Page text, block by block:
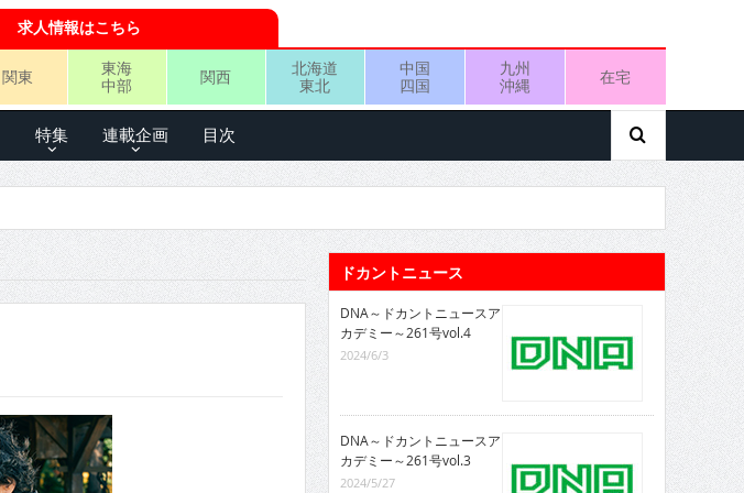
求人情報はこちら
関東
東海
中部
関西
北海道
東北
中国
四国
九州
沖縄
在宅
特集 連載企画 目次
ドカントニュース
DNA～ドカントニュースア
カデミー～261号vol.4
2024/6/3
DNA～ドカントニュースア
カデミー～261号vol.3
2024/5/27